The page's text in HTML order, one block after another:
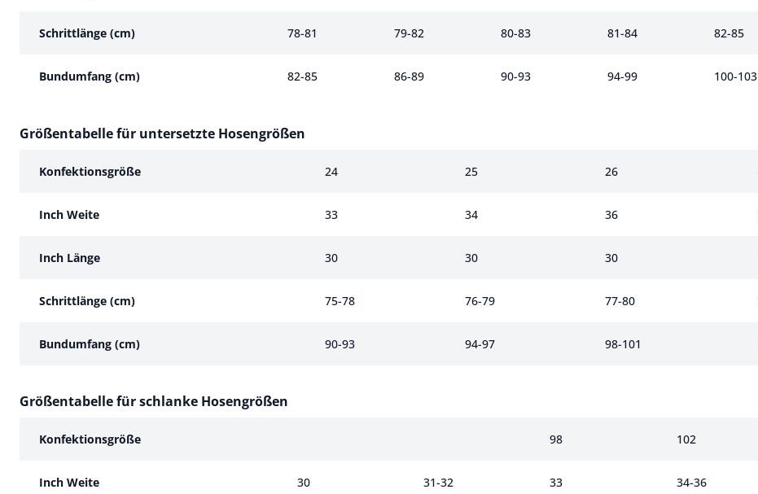
Schrittlänge (cm) 78-81 79-82 80-83 81-84 82-85
Bundumfang (cm) 82-85 86-89 90-93 94-99 100-103
Größentabelle für untersetzte Hosengrößen
Konfektionsgröße
24 25 26
Inch Weite 33 34 36
Inch Länge 30 30 30
Schrittlänge (cm) 75-78 76-79 77-80
Bundumfang (cm) 90-93 94-97 98-101
Größentabelle für schlanke Hosengrößen
Konfektionsgröße
98 102
Inch Weite 30 31-32 33 34-36